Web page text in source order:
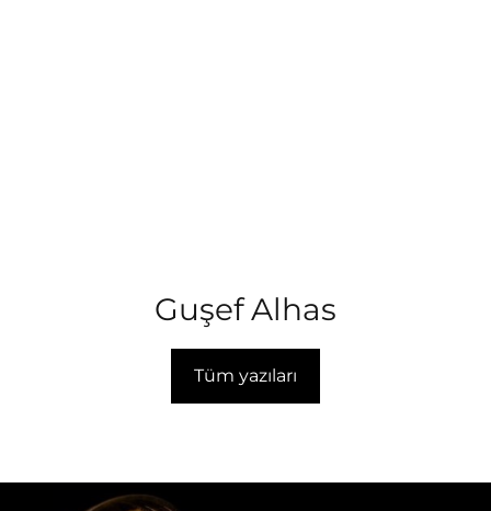
Guşef Alhas
Tüm yazıları